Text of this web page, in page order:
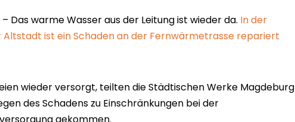
– Das warme Wasser aus der Leitung ist wieder da. In der
Altstadt ist ein Schaden an der Fernwärmetrasse repariert
wieder versorgt, teilten die Städtischen Werke Magdeburg
des Schadens zu Einschränkungen bei der